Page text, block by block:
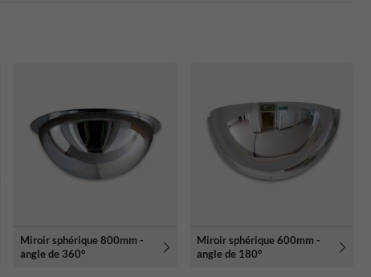
Miroir sphérique 800mm -
angle de 360°
Miroir sphérique 600mm -
angle de 180°